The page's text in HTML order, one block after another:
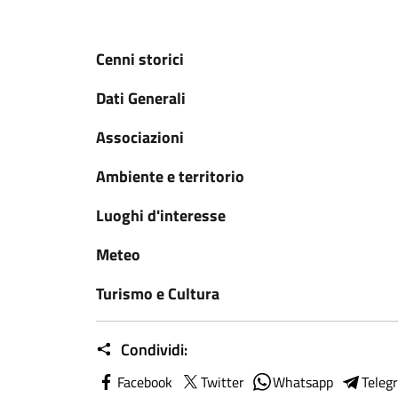
Cenni storici
Dati Generali
Associazioni
Ambiente e territorio
Luoghi d'interesse
Meteo
Turismo e Cultura
Condividi:
Facebook Twitter Whatsapp